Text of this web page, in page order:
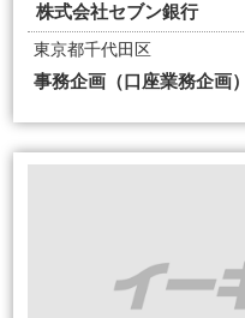
株式会社セブン銀行
東京都千代田区
事務企画（口座業務企画